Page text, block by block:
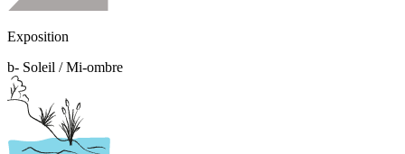
Exposition
b- Soleil / Mi-ombre